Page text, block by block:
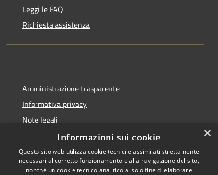
Leggi le FAQ
Richiesta assistenza
Amministrazione trasparente
Informativa privacy
Note legali
Dichiarazione di accessibilità
×
Informazioni sui cookie
Questo sito web utilizza cookie tecnici e assimilati strettamente
necessari al corretto funzionamento e alla navigazione del sito,
nonché un cookie tecnico analitico al solo fine di elaborare